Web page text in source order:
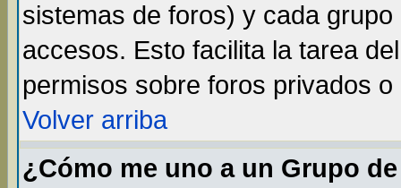
sistemas de foros) y cada
accesos. Esto facilita la tarea
permisos sobre foros privados
Volver arriba
¿Cómo me uno a un Grupo